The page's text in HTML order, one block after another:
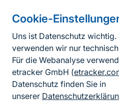
Cookie-
Uns ist Datenschutz
verwenden wir nur
Für die Webanalyse
etracker GmbH (
Datenschutz finden Sie in
unserer
Informationen zur
FußzeileKontakt
Erklärung zur